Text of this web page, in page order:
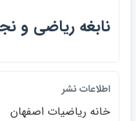
نابغه رياضي و
اطلاعات نشر
خانه رياضيات اصفهان